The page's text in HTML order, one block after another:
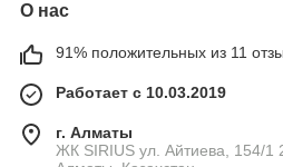
О нас
91% положительных из 11
Работает с 10.03.2019
г. Алматы
​ЖК SIRIUS​ ул. Айтиева, 154/1​